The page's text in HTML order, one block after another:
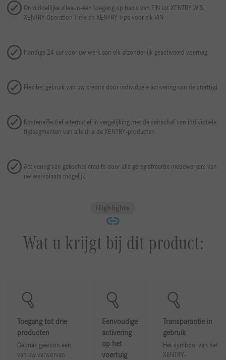
Onmiddellijke alles-in-één toegang op basis van FIN tot XENTRY WIS,
XENTRY Operation Time en XENTRY Tips voor elk VIN
Handige 24 uur voor uw werk aan elk afzonderlijk geactiveerd voertuig
Flexibel gebruik van uw credits door individuele activering van de starttijd
Kosteneffectief alternatief in vergelijking met de aanschaf van individuele
tijdsegmenten van alle drie de XENTRY-producten
Activering van gekochte credits door alle geregistreerde medewerkers van
uw werkplaats mogelijk
Highlights
Wat u krijgt bij dit product:
Toegang tot drie
producten
Gebruik gewoon een
van uw verworven
Eenvoudige
activering
op het
voertuig
Transparantie in
gebruik
Het symbool van het
XENTRY-